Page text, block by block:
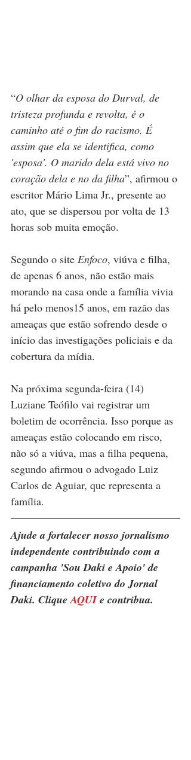
“O olhar da esposa do Durval, de
tristeza profunda e revolta, é o
caminho até o fim do racismo. É
assim que ela se identifica, como
'esposa'. O marido dela está vivo no
coração dela e no da filha”, afirmou o
escritor Mário Lima Jr., presente ao
ato, que se dispersou por volta de 13
horas sob muita emoção.
Segundo o site Enfoco, viúva e filha,
de apenas 6 anos, não estão mais
morando na casa onde a família vivia
há pelo menos15 anos, em razão das
ameaças que estão sofrendo desde o
início das investigações policiais e da
cobertura da mídia.
Na próxima segunda-feira (14)
Luziane Teófilo vai registrar um
boletim de ocorrência. Isso porque as
ameaças estão colocando em risco,
não só a viúva, mas a filha pequena,
segundo afirmou o advogado Luiz
Carlos de Aguiar, que representa a
família.
Ajude a fortalecer nosso jornalismo
independente contribuindo com a
campanha 'Sou Daki e Apoio' de
financiamento coletivo do Jornal
Daki. Clique AQUI e contribua.